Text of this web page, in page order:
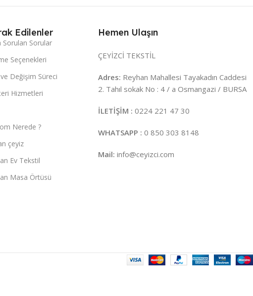
Edilenler
Sorulan Sorular
Seçenekleri
Değişim Süreci
Hizmetleri
Nerede ?
çeyiz
Ev Tekstil
Masa Örtüsü
Hemen Ulaşın
ÇEYİZCİ TEKSTİL
Adres: Reyhan Mahallesi Tayakadın Caddesi
2. Tahıl sokak No : 4 / a Osmangazi / BURSA
İLETİŞİM : 0224 221 47 30
WHATSAPP : 0 850 303 8148
Mail: info@ceyizci.com